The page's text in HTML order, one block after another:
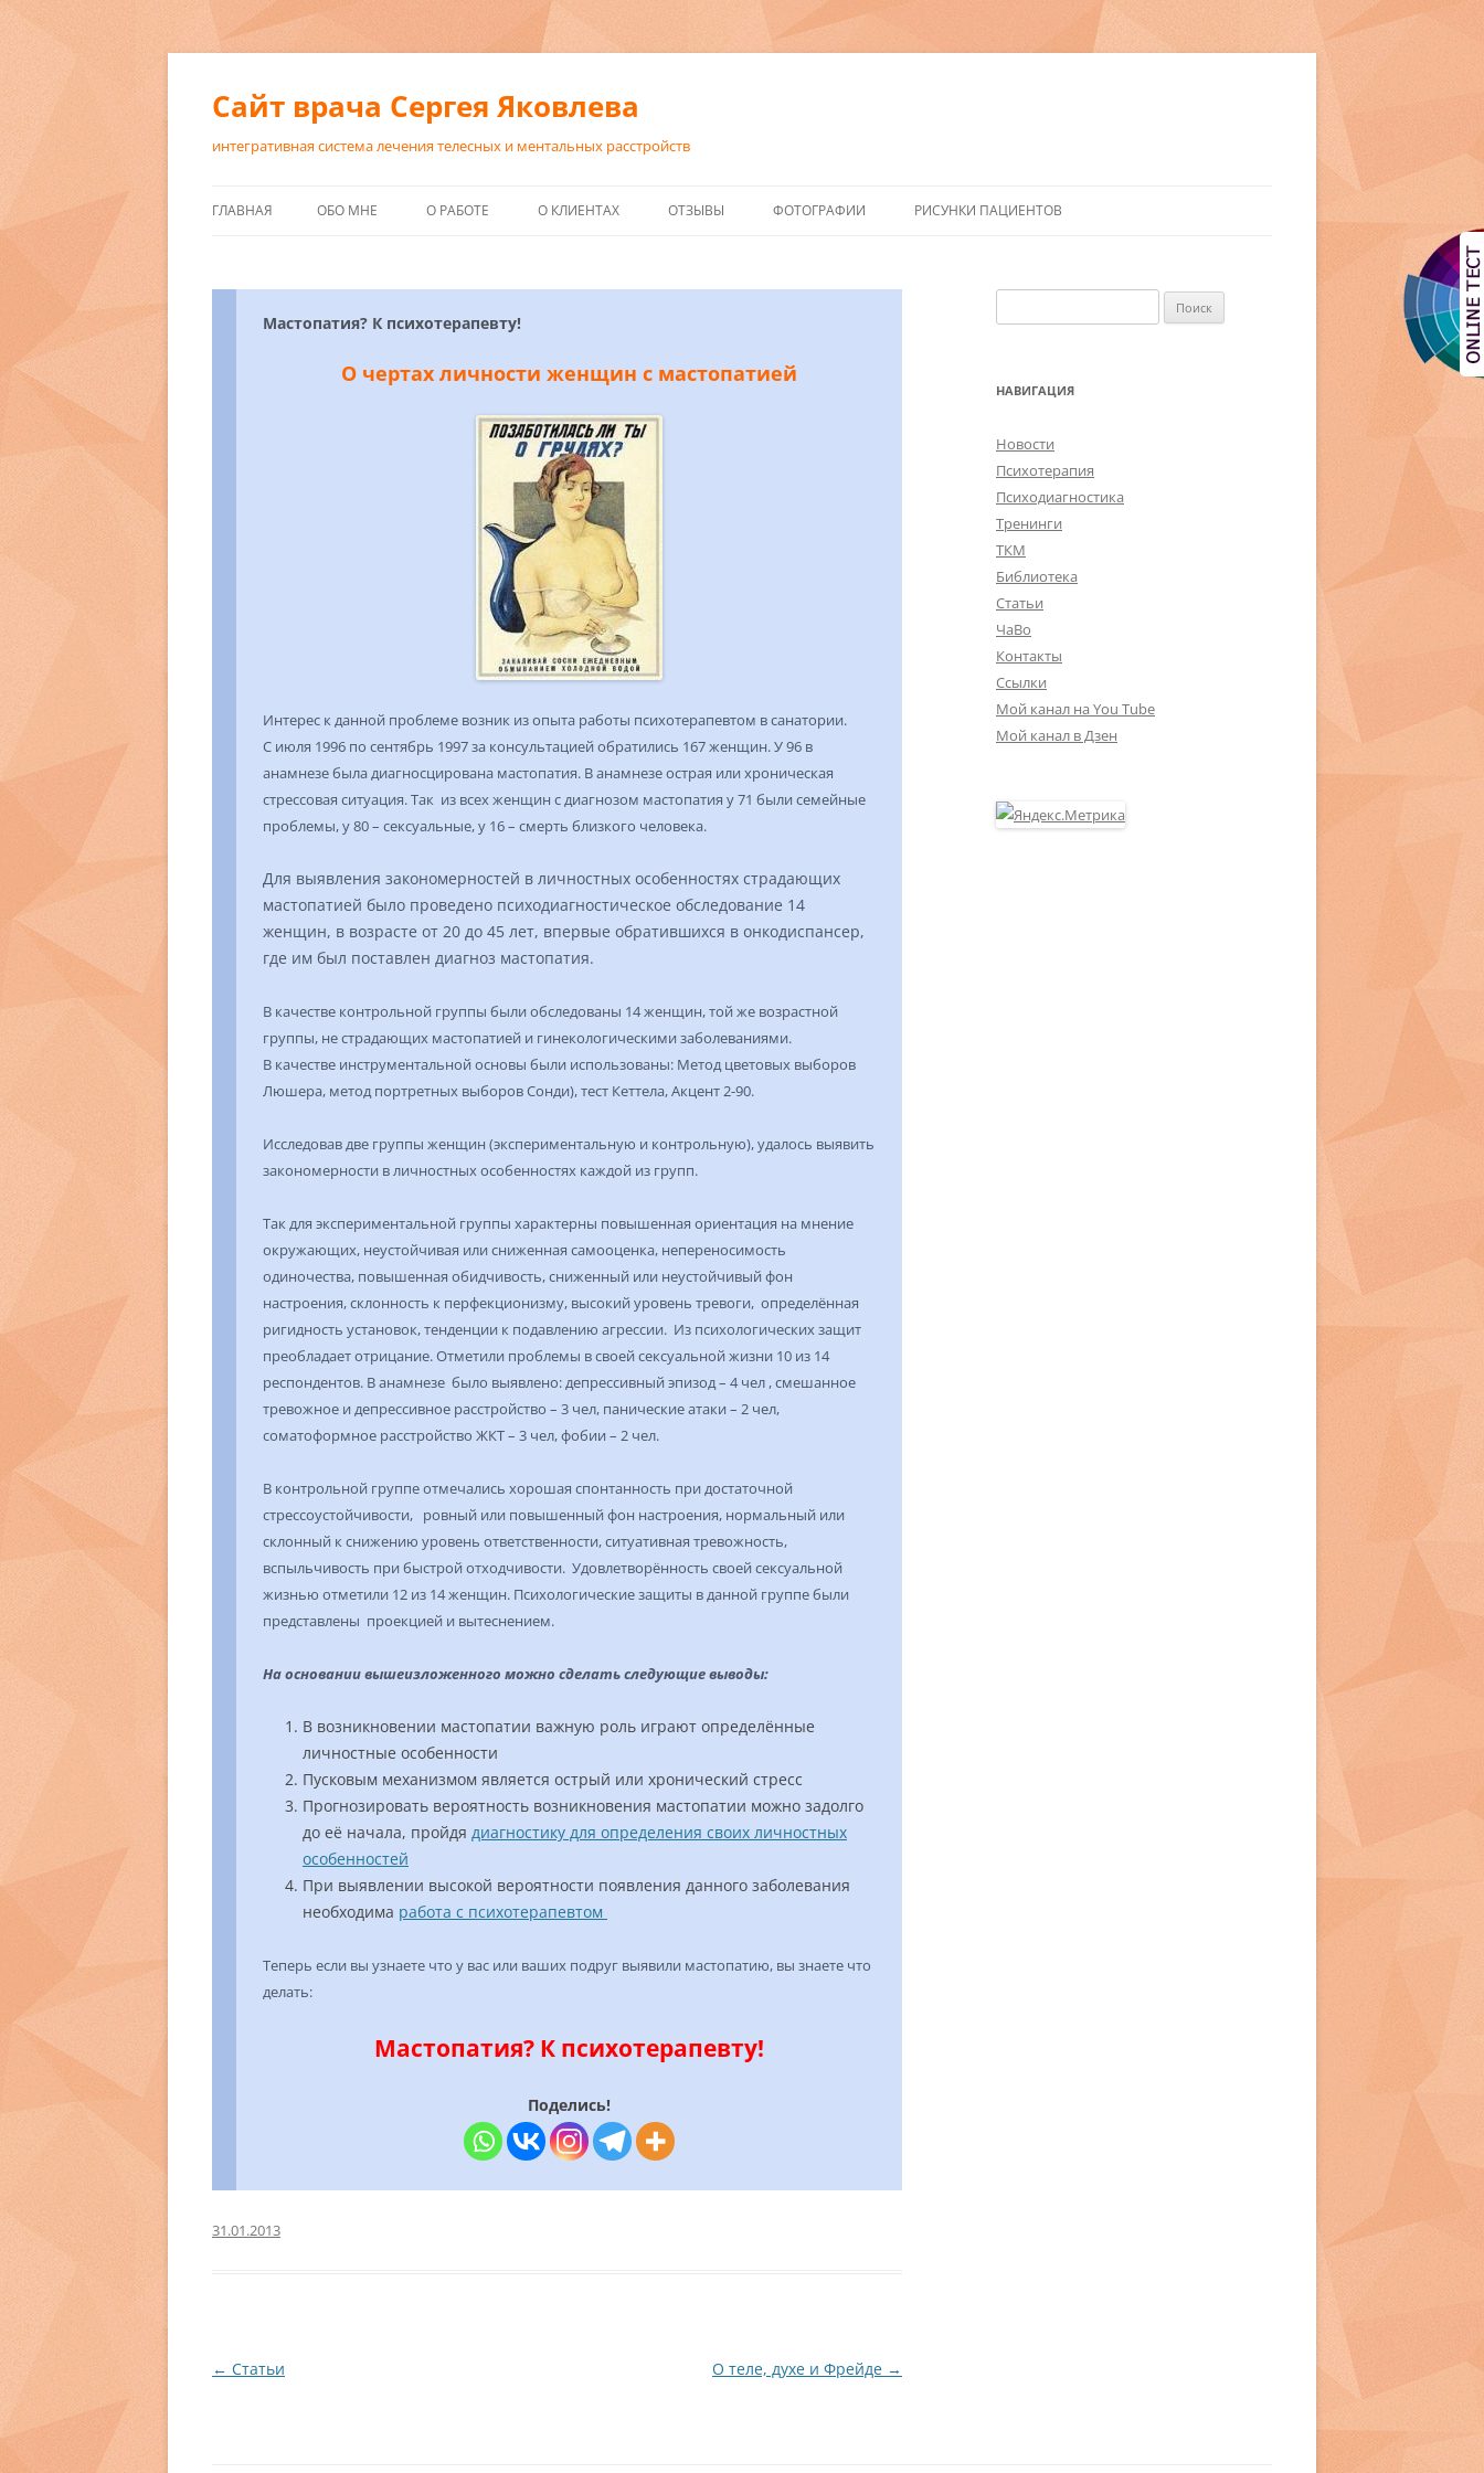
Сайт врача Сергея Яковлева
интегративная система лечения телесных и ментальных расстройств
ГЛАВНАЯ ОБО МНЕ О РАБОТЕ О КЛИЕНТАХ ОТЗЫВЫ ФОТОГРАФИИ РИСУНКИ ПАЦИЕНТОВ
Мастопатия? К психотерапевту!
О чертах личности женщин с мастопатией
Интерес к данной проблеме возник из опыта работы психотерапевтом в санатории.
С июля 1996 по сентябрь 1997 за консультацией обратились 167 женщин. У 96 в
анамнезе была диагносцирована мастопатия. В анамнезе острая или хроническая
стрессовая ситуация. Так из всех женщин с диагнозом мастопатия у 71 были семейные
проблемы, у 80 – сексуальные, у 16 – смерть близкого человека.
Для выявления закономерностей в личностных особенностях страдающих
мастопатией было проведено психодиагностическое обследование 14
женщин, в возрасте от 20 до 45 лет, впервые обратившихся в онкодиспансер,
где им был поставлен диагноз мастопатия.
В качестве контрольной группы были обследованы 14 женщин, той же возрастной
группы, не страдающих мастопатией и гинекологическими заболеваниями.
В качестве инструментальной основы были использованы: Метод цветовых выборов
Люшера, метод портретных выборов Сонди), тест Кеттела, Акцент 2-90.
Исследовав две группы женщин (экспериментальную и контрольную), удалось выявить
закономерности в личностных особенностях каждой из групп.
Так для экспериментальной группы характерны повышенная ориентация на мнение
окружающих, неустойчивая или сниженная самооценка, непереносимость
одиночества, повышенная обидчивость, сниженный или неустойчивый фон
настроения, склонность к перфекционизму, высокий уровень тревоги, определённая
ригидность установок, тенденции к подавлению агрессии. Из психологических защит
преобладает отрицание. Отметили проблемы в своей сексуальной жизни 10 из 14
респондентов. В анамнезе было выявлено: депрессивный эпизод – 4 чел , смешанное
тревожное и депрессивное расстройство – 3 чел, панические атаки – 2 чел,
соматоформное расстройство ЖКТ – 3 чел, фобии – 2 чел.
В контрольной группе отмечались хорошая спонтанность при достаточной
стрессоустойчивости, ровный или повышенный фон настроения, нормальный или
склонный к снижению уровень ответственности, ситуативная тревожность,
вспыльчивость при быстрой отходчивости. Удовлетворённость своей сексуальной
жизнью отметили 12 из 14 женщин. Психологические защиты в данной группе были
представлены проекцией и вытеснением.
На основании вышеизложенного можно сделать следующие выводы:
В возникновении мастопатии важную роль играют определённые
личностные особенности
Пусковым механизмом является острый или хронический стресс
Прогнозировать вероятность возникновения мастопатии можно задолго
до её начала, пройдя диагностику для определения своих личностных
особенностей
При выявлении высокой вероятности появления данного заболевания
необходима работа с психотерапевтом
Теперь если вы узнаете что у вас или ваших подруг выявили мастопатию, вы знаете что
делать:
Мастопатия? К психотерапевту!
Поделись!
31.01.2013
Навигация
← Статьи О теле, духе и Фрейде →
НАВИГАЦИЯ
Новости
Психотерапия
Психодиагностика
Тренинги
ТКМ
Библиотека
Статьи
ЧаВо
Контакты
Ссылки
Мой канал на You Tube
Мой канал в Дзен